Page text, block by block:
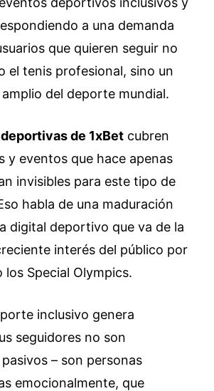
a una demanda
que quieren seguir no
el tenis profesional, sino un
del deporte mundial.
de 1xBet cubren
y eventos que hace apenas
invisibles para este tipo de
habla de una maduración
digital deportivo que va de la
interés del público por
los Special Olympics.
inclusivo genera
seguidores no son
– son personas
emocionalmente, que